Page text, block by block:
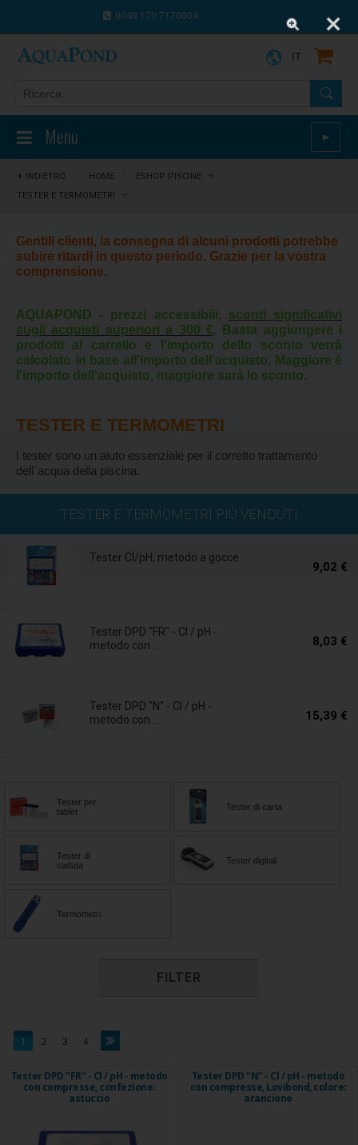
0049 170 7170004
Menu ►
IT
INDIETRO HOME ESHOP PISCINE
TESTER E TERMOMETRI
Gentili clienti, la consegna di alcuni prodotti potrebbe
subire ritardi in questo periodo. Grazie per la vostra
comprensione.
AQUAPOND - prezzi accessibili, sconti significativi
sugli acquisti superiori a 300 €. Basta aggiungere i
prodotti al carrello e l'importo dello sconto verrà
calcolato in base all'importo dell'acquisto. Maggiore è
l'importo dell'acquisto, maggiore sarà lo sconto.
TESTER E TERMOMETRI
I tester sono un aiuto essenziale per il corretto trattamento
dell`acqua della piscina.
TESTER E TERMOMETRI PIÙ VENDUTI
Tester Cl/pH, metodo a gocce
9,02 €
Disponibile
Tester DPD "FR" - Cl / pH -
metodo con ...
8,03 €
Tester DPD "N" - Cl / pH -
metodo con ...
15,39 €
Tester per
tablet
Tester di carta
Tester di
caduta
Tester digitali
Termometri
FILTER
1 2 3 4
Tester DPD "FR" - Cl / pH - metodo
con compresse, confezione:
astuccio
Tester DPD "N" - Cl / pH - metodo
con compresse, Lovibond, colore:
arancione